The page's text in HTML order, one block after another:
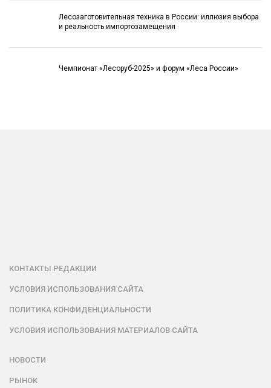
Лесозаготовительная техника в России: иллюзия выбора
и реальность импортозамещения
Чемпионат «Лесоруб-2025» и форум «Леса России»
КОНТАКТЫ РЕДАКЦИИ
УСЛОВИЯ ИСПОЛЬЗОВАНИЯ САЙТА
ПОЛИТИКА КОНФИДЕНЦИАЛЬНОСТИ
УСЛОВИЯ ИСПОЛЬЗОВАНИЯ МАТЕРИАЛОВ САЙТА
НОВОСТИ
РЫНОК